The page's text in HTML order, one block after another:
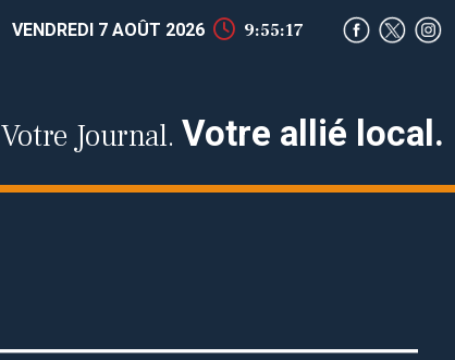
VENDREDI 7 AOÛT 2026 9:55:18
Votre Journal. Votre allié local.